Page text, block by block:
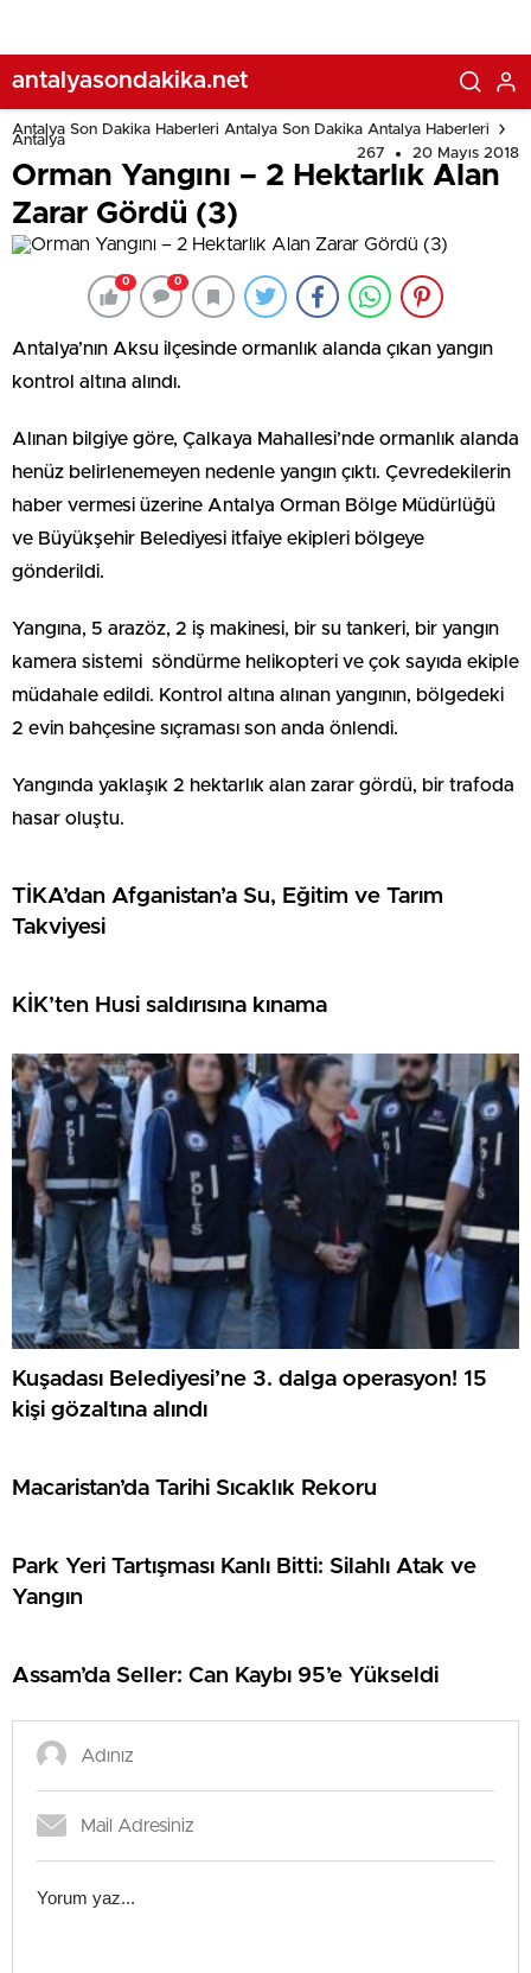
antalyasondakika.net
Antalya Son Dakika Haberleri Antalya Son Dakika Antalya Haberleri
Antalya
267
20 Mayıs 2018
Orman Yangını – 2 Hektarlık Alan
Zarar Gördü (3)
0 0
Antalya’nın Aksu ilçesinde ormanlık alanda çıkan yangın
kontrol altına alındı.
Alınan bilgiye göre, Çalkaya Mahallesi’nde ormanlık alanda
henüz belirlenemeyen nedenle yangın çıktı. Çevredekilerin
haber vermesi üzerine Antalya Orman Bölge Müdürlüğü
ve Büyükşehir Belediyesi itfaiye ekipleri bölgeye
gönderildi.
Yangına, 5 arazöz, 2 iş makinesi, bir su tankeri, bir yangın
kamera sistemi söndürme helikopteri ve çok sayıda ekiple
müdahale edildi. Kontrol altına alınan yangının, bölgedeki
2 evin bahçesine sıçraması son anda önlendi.
Yangında yaklaşık 2 hektarlık alan zarar gördü, bir trafoda
hasar oluştu.
TİKA’dan Afganistan’a Su, Eğitim ve Tarım
Takviyesi
KİK’ten Husi saldırısına kınama
Kuşadası Belediyesi’ne 3. dalga operasyon! 15
kişi gözaltına alındı
Macaristan’da Tarihi Sıcaklık Rekoru
Park Yeri Tartışması Kanlı Bitti: Silahlı Atak ve
Yangın
Assam’da Seller: Can Kaybı 95’e Yükseldi